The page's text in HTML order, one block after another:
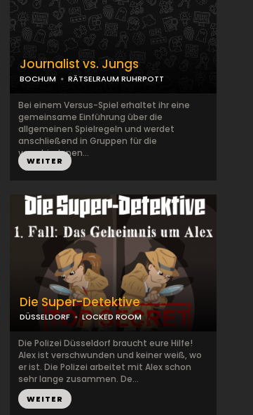
Journalist vs. Jungs
BOCHUM RÄTSELRAUM RUHRPOTT
Bei einem Versus-Spiel erhaltet ihr eine
gemeinsame Einführung über die
allgemeinen Spielregeln und werdet
anschließend in Gruppen für die
verschiedenen...
WEITER
Die Super-Detektive
DÜSSELDORF LOCKED ROOM
Die Polizei Düsseldorf braucht eure Hilfe!
Alex ist verschwunden und keiner weiß, wo
er ist. Die Polizei arbeitet mit Alex schon
sehr lange zusammen. De...
WEITER